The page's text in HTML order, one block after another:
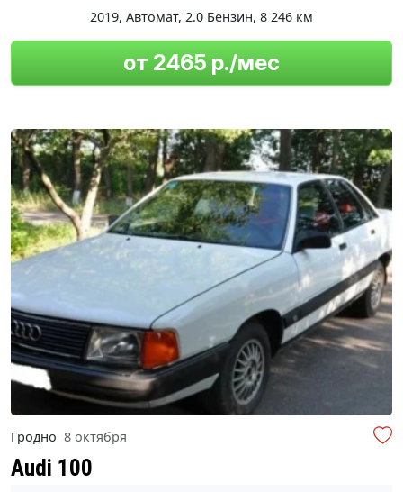
2019, Автомат, 2.0 Бензин, 8 246 км
от 2465 р./мес
Гродно 8 октября
Audi 100